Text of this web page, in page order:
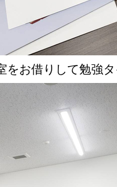
をお借りして勉強